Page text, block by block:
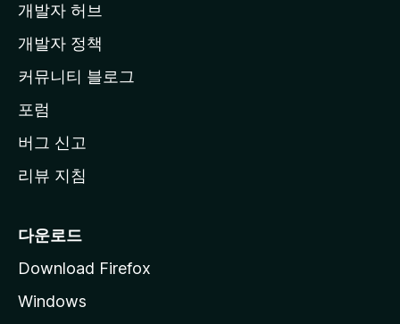
이
지
이
동
개발자 허브
개발자 정책
커뮤니티 블로그
포럼
버그 신고
리뷰 지침
다운로드
Download Firefox
Windows